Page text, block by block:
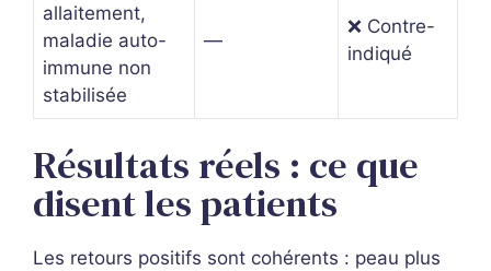
allaitement,
maladie auto-
immune non
stabilisée
—
❌ Contre-
indiqué
Résultats réels : ce que
disent les patients
Les retours positifs sont cohérents : peau plus